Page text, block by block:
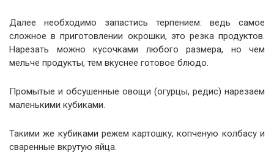
Далее необходимо запастись терпением: ведь самое
сложное в приготовлении окрошки, это резка продуктов.
Нарезать можно кусочками любого размера, но чем
мельче продукты, тем вкуснее готовое блюдо.
Промытые и обсушенные овощи (огурцы, редис) нарезаем
маленькими кубиками.
Такими же кубиками режем картошку, копченую колбасу и
сваренные вкрутую яйца.